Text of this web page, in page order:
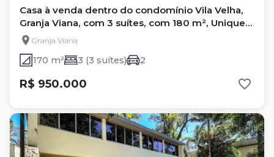
Casa à venda dentro do condomínio Vila Velha,
Granja Viana, com 3 suítes, com 180 m², Unique
Residencial
Granja Viana
170 m² 3 (3 suítes) 2
R$ 950.000